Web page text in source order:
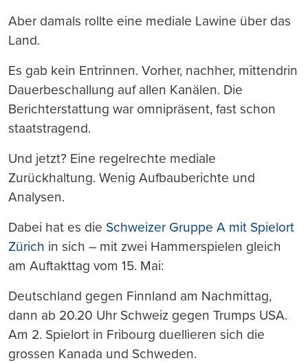
Aber damals rollte eine mediale Lawine über das
Land.
Es gab kein Entrinnen. Vorher, nachher, mittendrin
Dauerbeschallung auf allen Kanälen. Die
Berichterstattung war omnipräsent, fast schon
staatstragend.
Und jetzt? Eine regelrechte mediale
Zurückhaltung. Wenig Aufbauberichte und
Analysen.
Dabei hat es die Schweizer Gruppe A mit Spielort
Zürich in sich – mit zwei Hammerspielen gleich
am Auftakttag vom 15. Mai:
Deutschland gegen Finnland am Nachmittag,
dann ab 20.20 Uhr Schweiz gegen Trumps USA.
Am 2. Spielort in Fribourg duellieren sich die
grossen Kanada und Schweden.